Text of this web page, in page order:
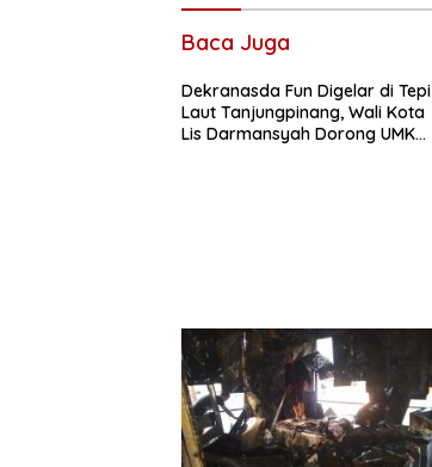
Baca Juga
Dekranasda Fun Digelar di Tepi
Laut Tanjungpinang, Wali Kota
Lis Darmansyah Dorong UMKM